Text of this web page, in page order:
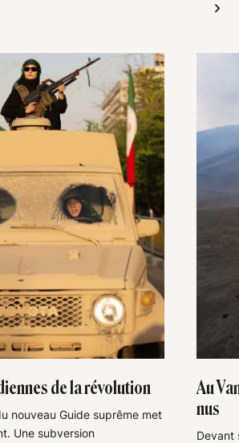
de la révolution
nouveau Guide suprême met
Une subversion
Au
nus
Devant